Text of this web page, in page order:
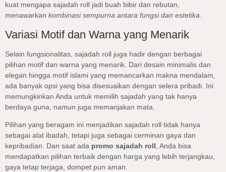
kuat mengapa sajadah roll jadi buah bibir dan rebutan,
menawarkan kombinasi sempurna antara fungsi dan estetika.
Variasi Motif dan Warna yang Menarik
Selain fungsionalitas, sajadah roll juga hadir dengan berbagai
pilihan motif dan warna yang menarik. Dari desain minimalis dan
elegan hingga motif islami yang memancarkan makna mendalam,
ada banyak opsi yang bisa disesuaikan dengan selera pribadi. Ini
memungkinkan Anda untuk memilih sajadah yang tak hanya
berdaya guna, namun juga memanjakan mata.
Pilihan yang beragam ini menjadikan sajadah roll tidak hanya
sebagai alat ibadah, tetapi juga sebagai cerminan gaya dan
kepribadian. Dan saat ada promo sajadah roll , Anda bisa
mendapatkan pilihan terbaik dengan harga yang lebih terjangkau,
gaya tetap terjaga, dompet pun aman.